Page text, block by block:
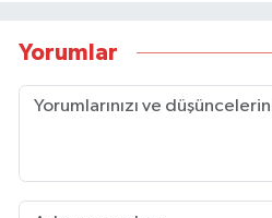
Yorumlar